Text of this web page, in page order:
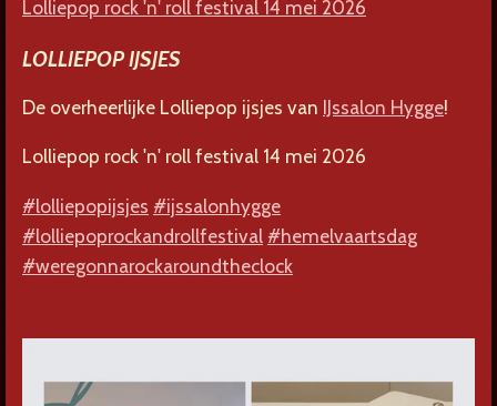
Lolliepop rock 'n' roll festival 14 mei 2026
LOLLIEPOP IJSJES
De overheerlijke Lolliepop ijsjes van IJssalon Hygge!
Lolliepop rock 'n' roll festival 14 mei 2026
#lolliepopijsjes #ijssalonhygge
#lolliepoprockandrollfestival #hemelvaartsdag
#weregonnarockaroundtheclock